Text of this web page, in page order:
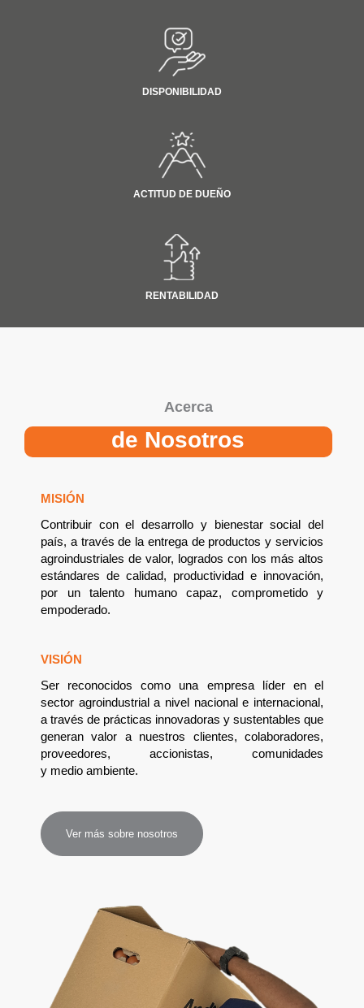
DISPONIBILIDAD
ACTITUD DE DUEÑO
RENTABILIDAD
Acerca
de Nosotros
MISIÓN
Contribuir con el desarrollo y bienestar social del
país, a través de la entrega de productos y servicios
agroindustriales de valor, logrados con los más altos
estándares de calidad, productividad e innovación,
por un talento humano capaz, comprometido y
empoderado.
VISIÓN
Ser reconocidos como una empresa líder en el
sector agroindustrial a nivel nacional e internacional,
a través de prácticas innovadoras y sustentables que
generan valor a nuestros clientes, colaboradores,
proveedores, accionistas, comunidades
y medio ambiente.
Ver más sobre nosotros